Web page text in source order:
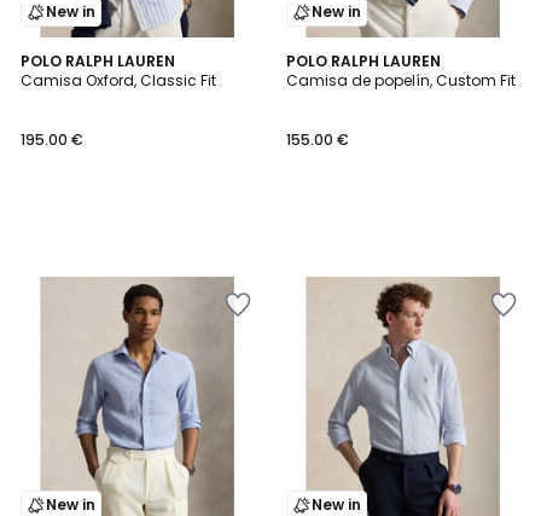
New in
POLO RALPH LAUREN
Camisa Oxford, Classic Fit
195.00 €
New in
POLO RALPH LAUREN
Camisa de popelín, Custom Fit
155.00 €
New in New in